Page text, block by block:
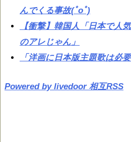
んでくる事故(ﾟoﾟ)
【衝撃】韓国人「日本で人
のアレじゃん」
「洋画に日本版主題歌は必
Powered by livedoor 相互RSS